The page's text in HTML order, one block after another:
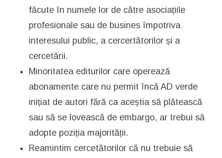
făcute în numele lor de către asociațiile
profesionale sau de busines împotriva
interesului public, a cercertătorilor și a
cercetării.
Minoritatea editurilor care operează
abonamente care nu permit încă AD verde
inițiat de autori fără ca aceștia să plătească
sau să se lovească de embargo, ar trebui să
adopte poziția majorității.
Reamintim cercetătorilor că nu trebuie să